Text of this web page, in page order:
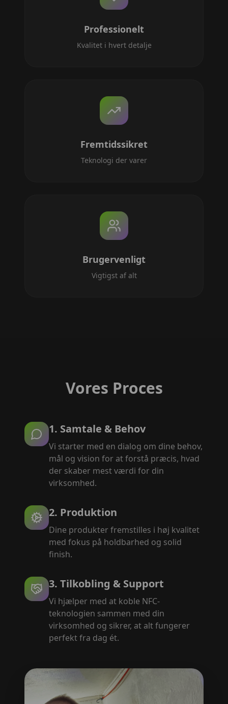
Professionelt
Kvalitet i hvert detalje
Fremtidssikret
Teknologi der varer
Brugervenligt
Vigtigst af alt
Vores Proces
1. Samtale & Behov
Vi starter med en dialog om dine behov,
mål og vision for at forstå præcis, hvad
der skaber mest værdi for din
virksomhed.
2. Produktion
Dine produkter fremstilles i høj kvalitet
med fokus på holdbarhed og solid
finish.
3. Tilkobling & Support
Vi hjælper med at koble NFC-
teknologien sammen med din
virksomhed og sikrer, at alt fungerer
perfekt fra dag ét.